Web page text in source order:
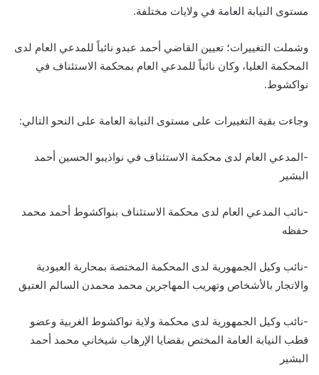
مستوى النيابة العامة في ولايات مختلفة.
وشملت التغييرات؛ تعيين القاضي أحمد عبدو نائباً للمدعي العام لدى
المحكمة العليا، وكان نائباً للمدعي العام بمحكمة الاستئناف في
نواكشوط.
وجاءت بقية التغييرات على مستوى النيابة العامة على النحو التالي:
-المدعي العام لدى محكمة الاستئناف في نواذيبو الحسين أحمد
البشير
-نائب المدعي العام لدى محكمة الاستئناف بنواكشوط أحمد محمد
حفظه
-نائب وكيل الجمهورية لدى المحكمة المختصة بمحاربة العبودية
والاتجار بالأشخاص وتهريب المهاجرين محمد محمدن السالم العتيق
-نائب وكيل الجمهورية لدى محكمة ولاية نواكشوط الغربية وعضو
قطب النيابة العامة المختص بقضايا الإرهاب شيخاني محمد أحمد
البشير